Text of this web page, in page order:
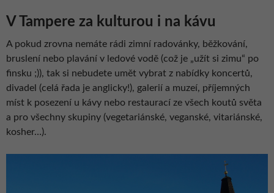
V Tampere za kulturou i na kávu
A pokud zrovna nemáte rádi zimní radovánky, běžkování,
bruslení nebo plavání v ledové vodě (což je „užít si zimu“ po
finsku ;)), tak si nebudete umět vybrat z nabídky koncertů,
divadel (celá řada je anglicky!), galerií a muzeí, příjemných
míst k posezení u kávy nebo restaurací ze všech koutů světa
a pro všechny skupiny (vegetariánské, veganské, vitariánské,
kosher…).